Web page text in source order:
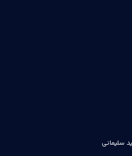
سلیمانی